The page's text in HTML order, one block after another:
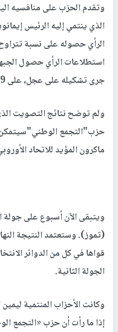
وتقدم الحزب على منافسيه
الذي ينتمي إليه الرئيس
استطلاعات الرأي حصول
جرى تشكيله على عجل، على 29 في المائة من الأصوات.
ولم توضح نتائج التصويت الذي
حزب"التجمع
ماكرون المؤيد للاتحاد
ويتبقى الآن أسبوع على جولة
(تموز). وستعتمد النتيجة
الجولة الثانية.
وكانت الأحزاب المنتمية
إذا ما رأت أن حزب «التجمع